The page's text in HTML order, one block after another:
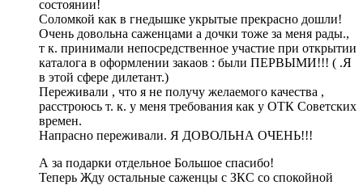
состоянии!
Соломкой как в гнедышке укрытые прекрасно дошли!
Очень довольна саженцами а дочки тоже за меня рады.,
т к. принимали непосредственное участие при открытии
каталога в оформлении закаов : были ПЕРВЫМИ!!! ( .Я
в этой сфере дилетант.)
Переживали , что я не получу желаемого качества ,
расстроюсь т. к. у меня требования как у ОТК Советских
времен.
Напрасно переживали. Я ДОВОЛЬНА ОЧЕНЬ!!!
А за подарки отдельное Большое спасибо!
Теперь Жду остальные саженцы с ЗКС со спокойной